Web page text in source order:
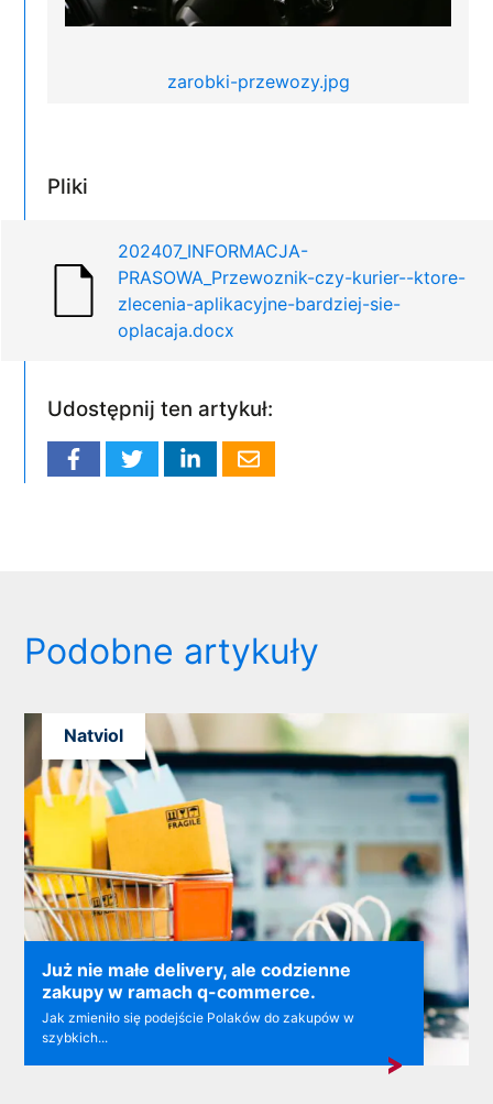
zarobki-przewozy.jpg
Pliki
202407_INFORMACJA-
PRASOWA_Przewoznik-czy-kurier--ktore-
zlecenia-aplikacyjne-bardziej-sie-
oplacaja.docx
Udostępnij ten artykuł:
Podobne artykuły
Już nie małe delivery, ale codzienne
zakupy w ramach q-commerce.
Jak zmieniło się podejście Polaków do zakupów w
szybkich...
Natviol